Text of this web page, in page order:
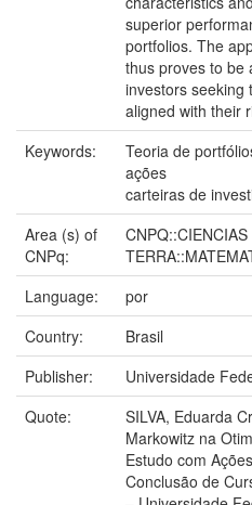
superior
portfolios. The
thus proves to be
investors seeking
aligned with their
Keywords:
Teoria de
ações
carteiras de
Area (s) of
CNPq:
CNPQ::CIENCIAS
Language:
por
Country:
Brasil
Publisher:
Universidade
Quote:
SILVA, Eduarda
Markowitz na
Estudo com
Conclusão de